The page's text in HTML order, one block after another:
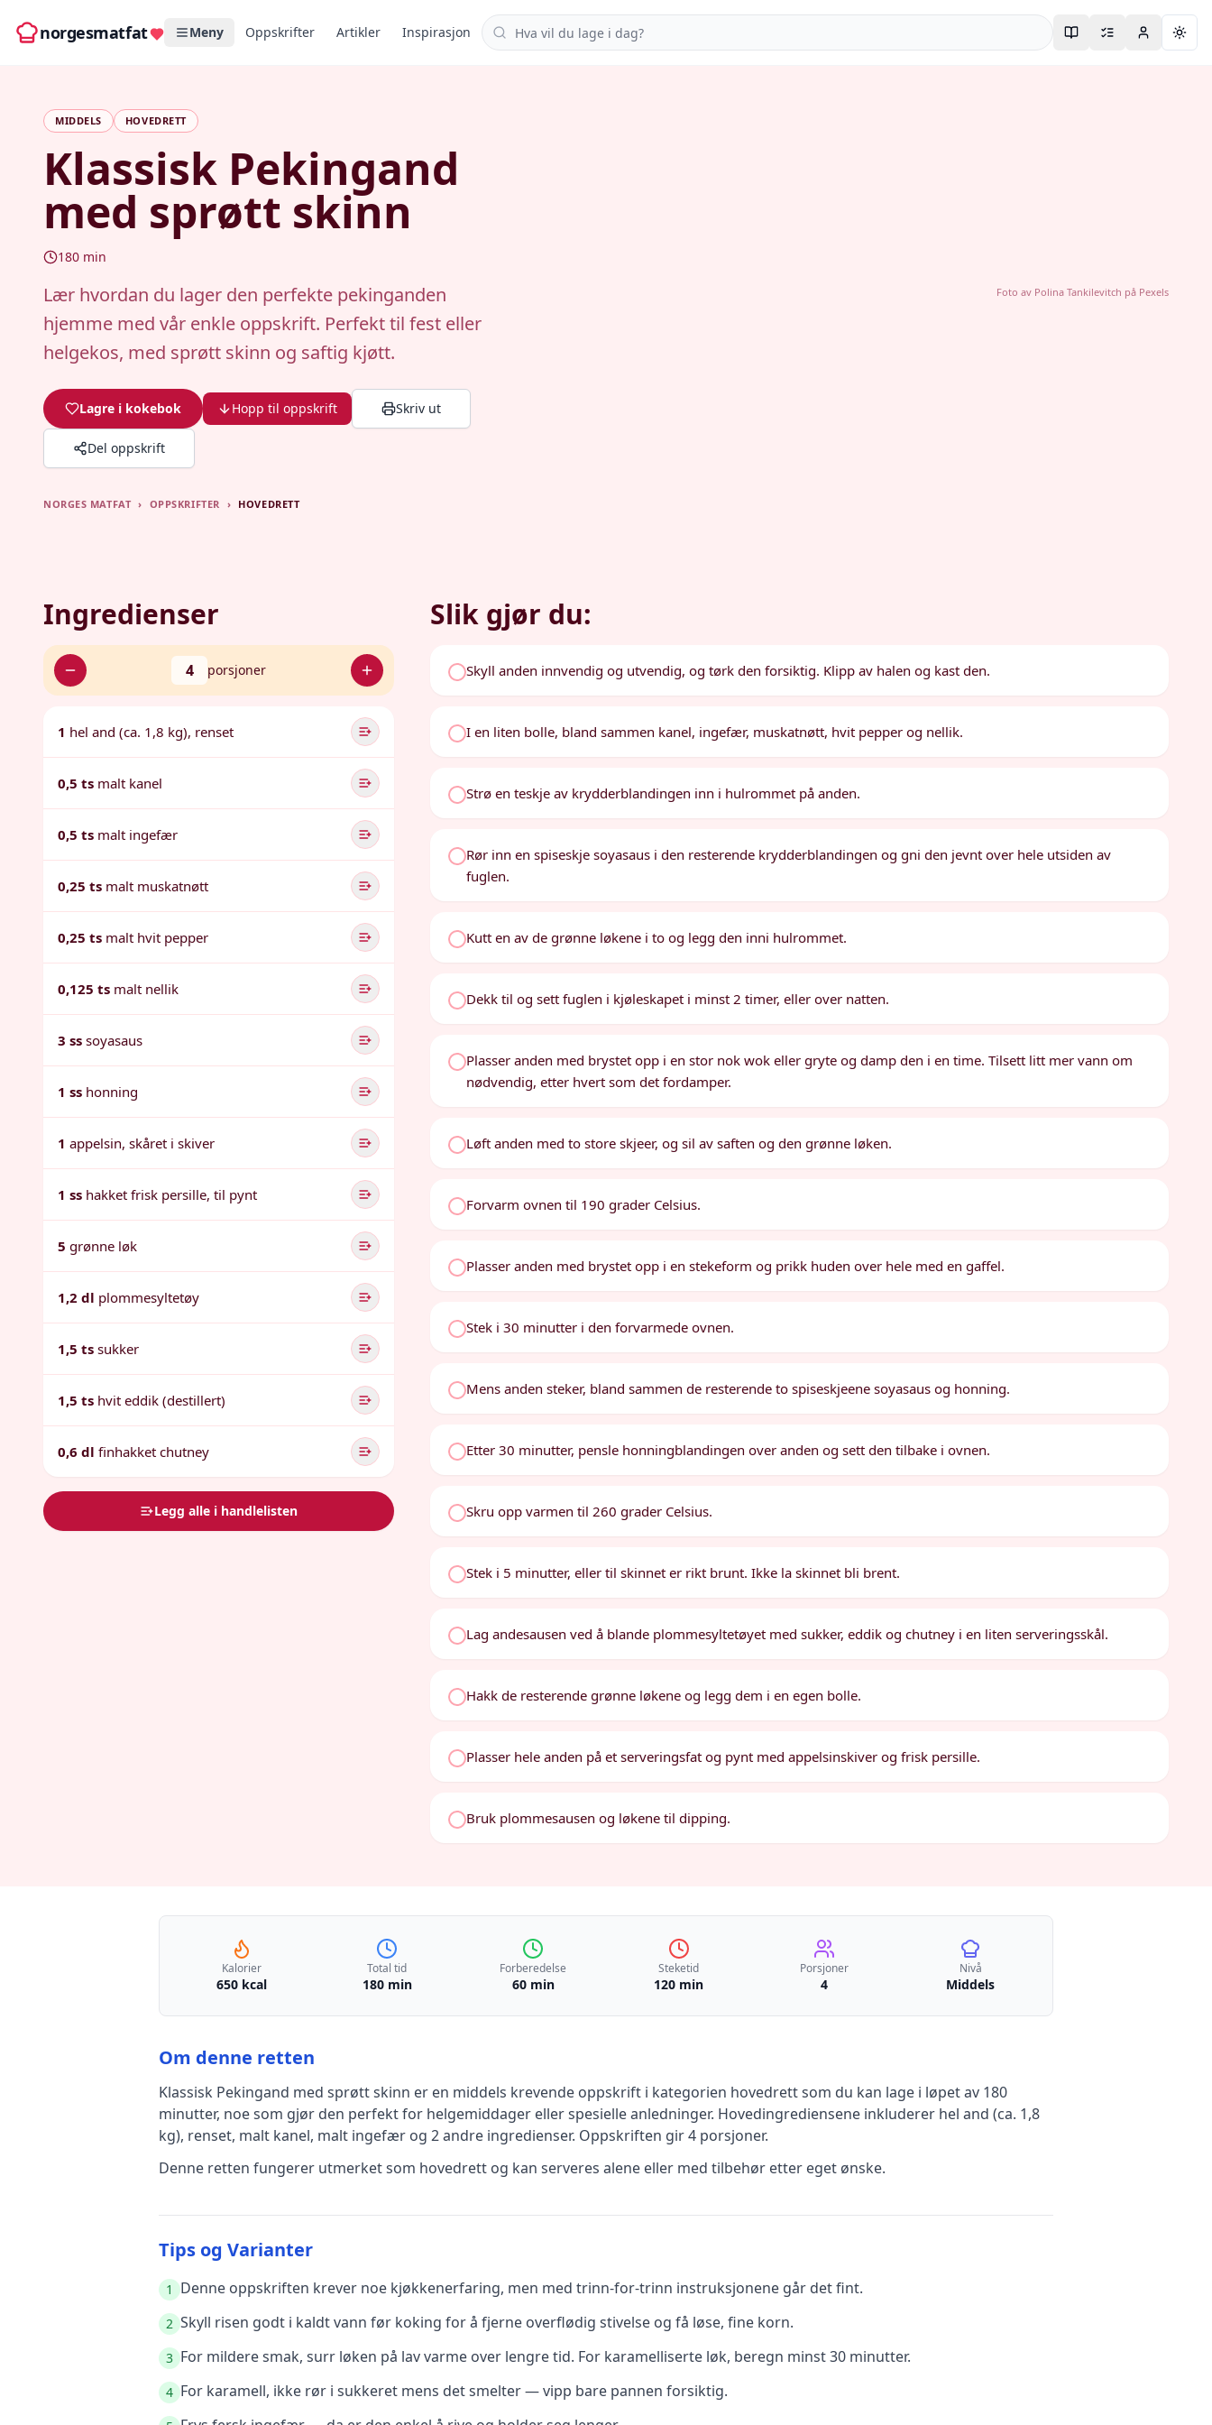
norgesmatfat Meny Oppskrifter Artikler Inspirasjon Søk i oppskrifter
MIDDELS HOVEDRETT
Klassisk Pekingand
med sprøtt skinn
180 min
Lær hvordan du lager den perfekte pekinganden
hjemme med vår enkle oppskrift. Perfekt til fest eller
helgekos, med sprøtt skinn og saftig kjøtt.
Lagre i kokebok Hopp til oppskrift Skriv ut
Del oppskrift
Foto av Polina Tankilevitch på Pexels
NORGES MATFAT › OPPSKRIFTER › HOVEDRETT
Ingredienser
4 porsjoner
1 hel and (ca. 1,8 kg), renset
0,5 ts malt kanel
0,5 ts malt ingefær
0,25 ts malt muskatnøtt
0,25 ts malt hvit pepper
0,125 ts malt nellik
3 ss soyasaus
1 ss honning
1 appelsin, skåret i skiver
1 ss hakket frisk persille, til pynt
5 grønne løk
1,2 dl plommesyltetøy
1,5 ts sukker
1,5 ts hvit eddik (destillert)
0,6 dl finhakket chutney
Legg alle i handlelisten
Slik gjør du:
Skyll anden innvendig og utvendig, og tørk den forsiktig. Klipp av halen og kast den.
I en liten bolle, bland sammen kanel, ingefær, muskatnøtt, hvit pepper og nellik.
Strø en teskje av krydderblandingen inn i hulrommet på anden.
Rør inn en spiseskje soyasaus i den resterende krydderblandingen og gni den jevnt over hele utsiden av
fuglen.
Kutt en av de grønne løkene i to og legg den inni hulrommet.
Dekk til og sett fuglen i kjøleskapet i minst 2 timer, eller over natten.
Plasser anden med brystet opp i en stor nok wok eller gryte og damp den i en time. Tilsett litt mer vann om
nødvendig, etter hvert som det fordamper.
Løft anden med to store skjeer, og sil av saften og den grønne løken.
Forvarm ovnen til 190 grader Celsius.
Plasser anden med brystet opp i en stekeform og prikk huden over hele med en gaffel.
Stek i 30 minutter i den forvarmede ovnen.
Mens anden steker, bland sammen de resterende to spiseskjeene soyasaus og honning.
Etter 30 minutter, pensle honningblandingen over anden og sett den tilbake i ovnen.
Skru opp varmen til 260 grader Celsius.
Stek i 5 minutter, eller til skinnet er rikt brunt. Ikke la skinnet bli brent.
Lag andesausen ved å blande plommesyltetøyet med sukker, eddik og chutney i en liten serveringsskål.
Hakk de resterende grønne løkene og legg dem i en egen bolle.
Plasser hele anden på et serveringsfat og pynt med appelsinskiver og frisk persille.
Bruk plommesausen og løkene til dipping.
Kalorier
650 kcal
Total tid
180 min
Forberedelse
60 min
Steketid
120 min
Porsjoner
4
Nivå
Middels
Om denne retten
Klassisk Pekingand med sprøtt skinn er en middels krevende oppskrift i kategorien hovedrettsom du kan lage i løpet av 180
minutter, noe som gjør den perfekt for helgemiddager eller spesielle anledninger. Hovedingrediensene inkluderer hel and (ca. 1,8
kg), renset, malt kanel, malt ingefær og 2 andre ingredienser. Oppskriften gir4 porsjoner.
Denne retten fungerer utmerket som hovedrett og kan serveres alene eller med tilbehør etter eget ønske.
Tips og Varianter
1 Denne oppskriften krever noe kjøkkenerfaring, men med trinn-for-trinn instruksjonene går det fint.
2 Skyll risen godt i kaldt vann før koking for å fjerne overflødig stivelse og få løse, fine korn.
3 For mildere smak, surr løken på lav varme over lengre tid. For karamelliserte løk, beregn minst 30 minutter.
4 For karamell, ikke rør i sukkeret mens det smelter — vipp bare pannen forsiktig.